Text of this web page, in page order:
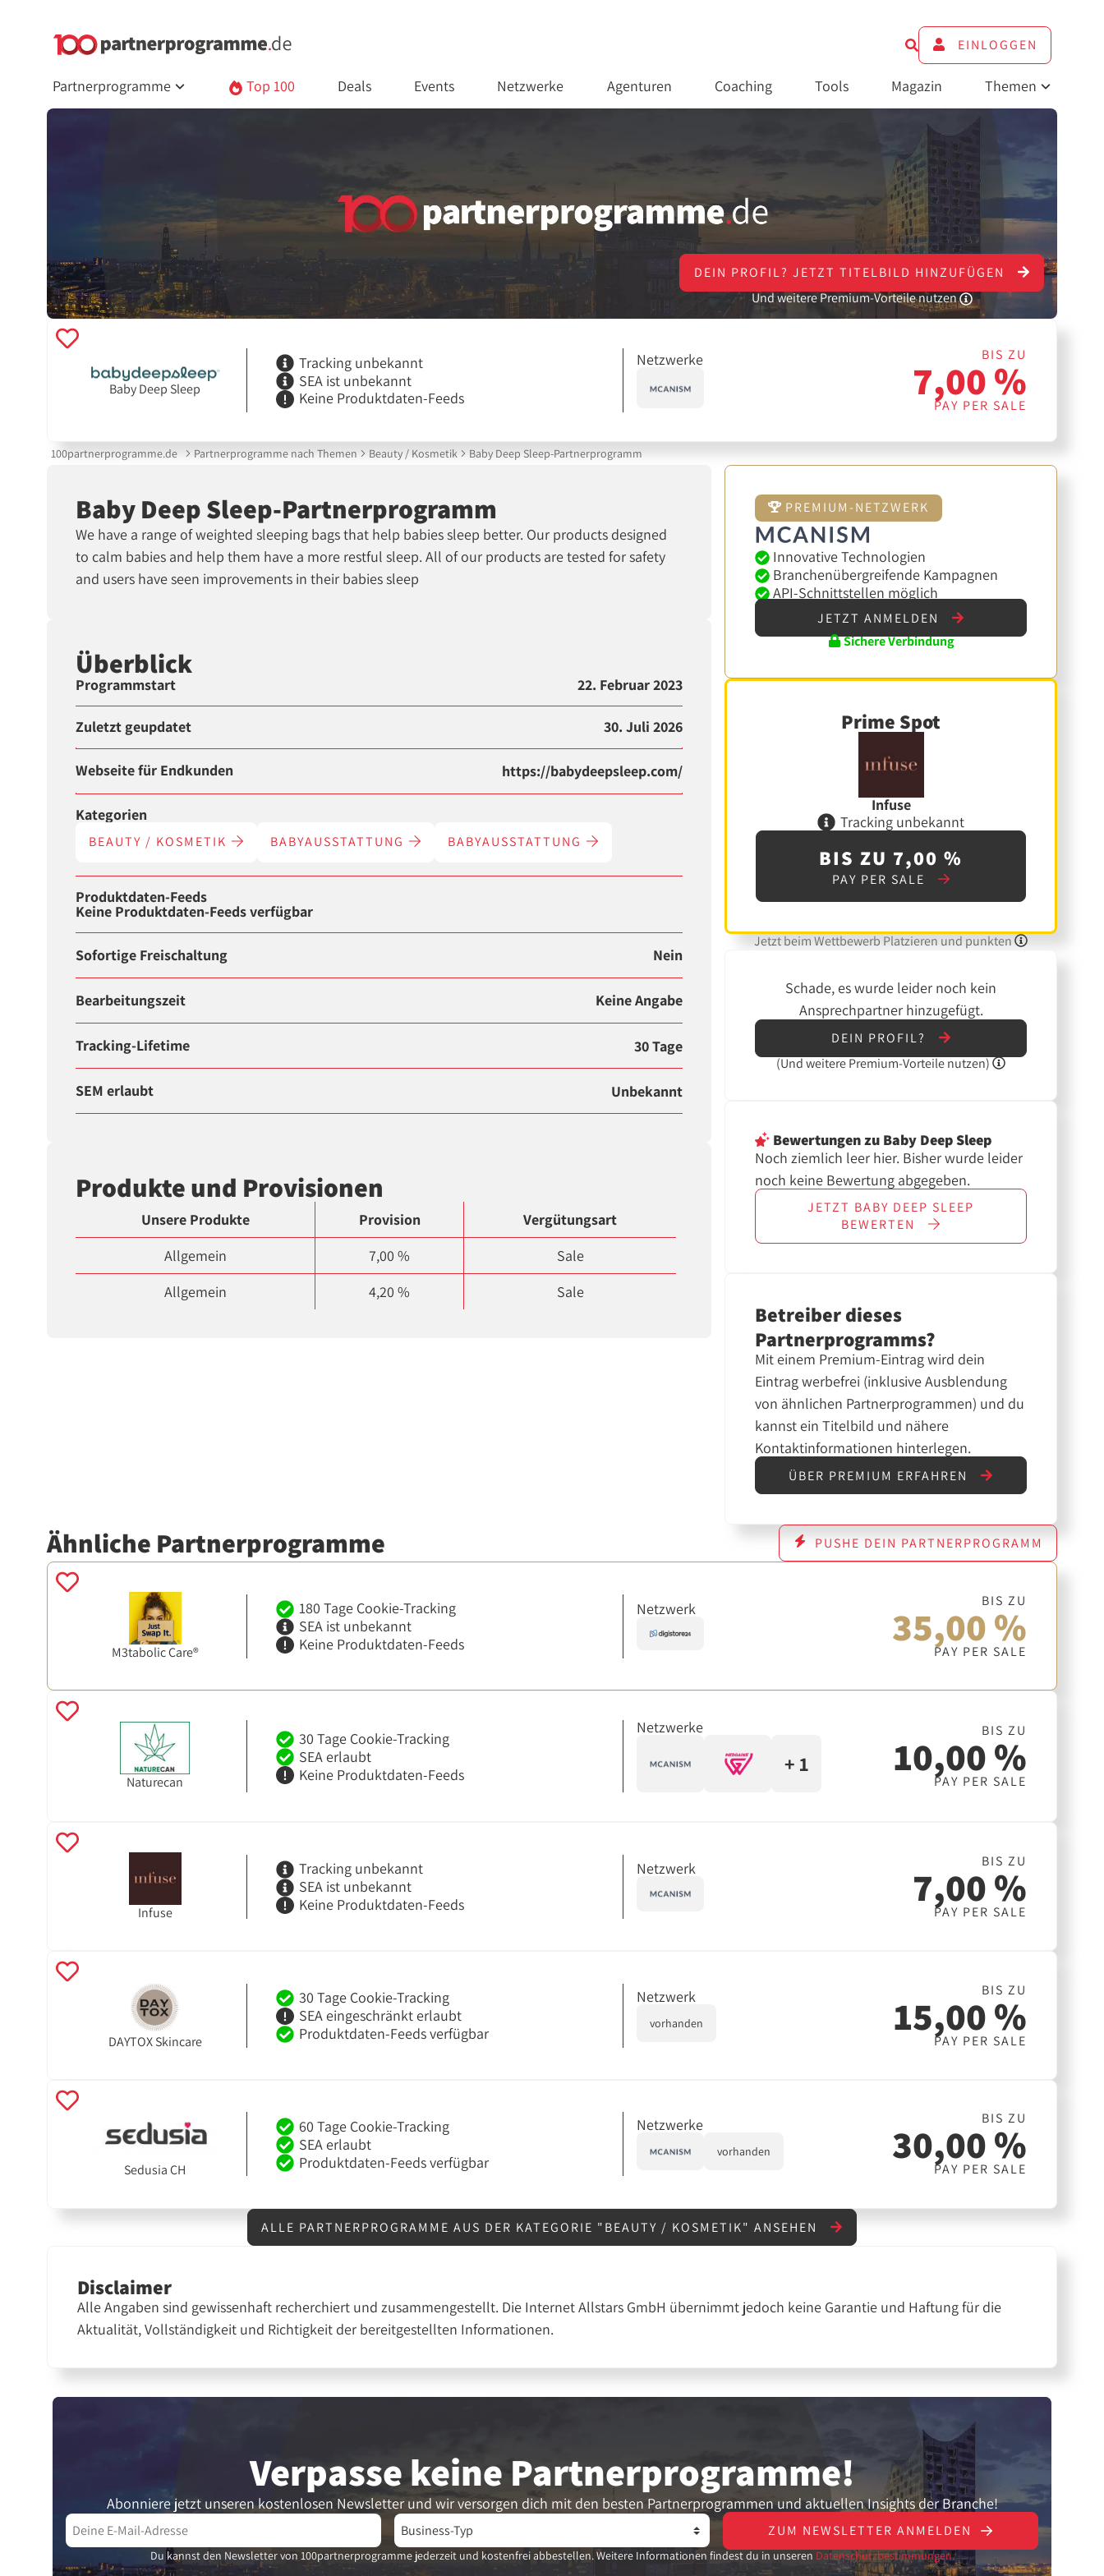
EINLOGGEN
Partnerprogramme Top 100 Deals Events Netzwerke Agenturen Coaching Tools Magazin Themen
DEIN PROFIL? JETZT TITELBILD HINZUFÜGEN
Und weitere Premium-Vorteile nutzen
Baby Deep Sleep
Tracking unbekannt
SEA ist unbekannt
Keine Produktdaten-Feeds
Netzwerke BIS ZU
7,00 %
PAY PER SALE
100partnerprogramme.de Partnerprogramme nach Themen Beauty / Kosmetik Baby Deep Sleep-Partnerprogramm
Baby Deep Sleep-Partnerprogramm
We have a range of weighted sleeping bags that help babies sleep better. Our products designed
to calm babies and help them have a more restful sleep. All of our products are tested for safety
and users have seen improvements in their babies sleep
Überblick
Programmstart 22. Februar 2023
Zuletzt geupdatet 30. Juli 2026
Webseite für Endkunden https://babydeepsleep.com/
Kategorien
BEAUTY / KOSMETIK BABYAUSSTATTUNG BABYAUSSTATTUNG
Produktdaten-Feeds
Keine Produktdaten-Feeds verfügbar
Sofortige Freischaltung Nein
Bearbeitungszeit Keine Angabe
Tracking-Lifetime 30 Tage
SEM erlaubt Unbekannt
Produkte und Provisionen
Unsere Produkte Provision
Vergütungsart
Allgemein
7,00 %
Sale
Allgemein
4,20 % Sale
PREMIUM-NETZWERK
Innovative Technologien
Branchenübergreifende Kampagnen
API-Schnittstellen möglich
JETZT ANMELDEN
Sichere Verbindung
Prime Spot
Infuse
Tracking unbekannt
BIS ZU 7,00 %
PAY PER SALE
Jetzt beim Wettbewerb Platzieren und punkten
Schade, es wurde leider noch kein
Ansprechpartner hinzugefügt.
DEIN PROFIL?
(UndweiterePremium-Vorteile nutzen)
Bewertungenzu Baby Deep Sleep
Noch ziemlich leer hier. Bisher wurde leider
noch keine Bewertung abgegeben.
JETZT BABY DEEP SLEEP
BEWERTEN
Betreiber dieses
Partnerprogramms?
Mit einem Premium-Eintrag wird dein
Eintrag werbefrei (inklusive Ausblendung
von ähnlichen Partnerprogrammen) und du
kannst ein Titelbild und nähere
Kontaktinformationen hinterlegen.
ÜBER PREMIUM ERFAHREN
Ähnliche Partnerprogramme PUSHE DEIN PARTNERPROGRAMM
M3tabolic Care®
180 Tage Cookie-Tracking
SEA ist unbekannt
Keine Produktdaten-Feeds
Netzwerk BIS ZU
35,00 %
PAY PER SALE
Naturecan
30 Tage Cookie-Tracking
SEA erlaubt
Keine Produktdaten-Feeds
Netzwerke
+ 1
BIS ZU
10,00 %
PAY PER SALE
Infuse
Tracking unbekannt
SEA ist unbekannt
Keine Produktdaten-Feeds
Netzwerk BIS ZU
7,00 %
PAY PER SALE
DAYTOX Skincare
30 Tage Cookie-Tracking
SEA eingeschränkt erlaubt
Produktdaten-Feeds verfügbar
Netzwerk
vorhanden
BIS ZU
15,00 %
PAY PER SALE
Sedusia CH
60 Tage Cookie-Tracking
SEA erlaubt
Produktdaten-Feeds verfügbar
Netzwerke
vorhanden
BIS ZU
30,00 %
PAY PER SALE
ALLE PARTNERPROGRAMME AUS DER KATEGORIE "BEAUTY / KOSMETIK" ANSEHEN
Disclaimer
Alle Angaben sind gewissenhaft recherchiert und zusammengestellt. Die Internet Allstars GmbH übernimmt jedoch keine Garantie und Haftung für die
Aktualität, Vollständigkeit und Richtigkeit der bereitgestellten Informationen.
Verpasse keine Partner­programme!
Abonniere jetzt unseren kostenlosen Newsletter und wir versorgen dich mit den besten Partnerprogrammen und aktuellen Insights der Branche!
ZUM NEWSLETTER ANMELDEN
Du kannst den Newsletter von 100partnerprogramme jederzeit und kostenfrei abbestellen. Weitere Informationen findest du in unseren Datenschutzbestimmungen.